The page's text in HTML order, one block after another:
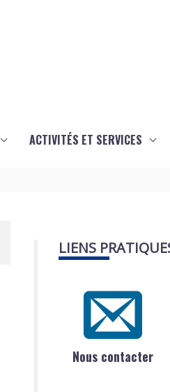
ACTIVITÉS ET SERVICES
LIENS
Nous contacter